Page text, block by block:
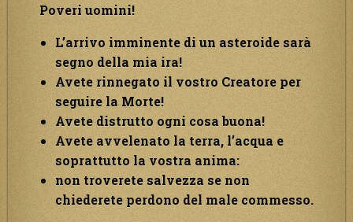
Poveri uomini!
L’arrivo imminente di un asteroide sarà
segno della mia ira!
Avete rinnegato il vostro Creatore per
seguire la Morte!
Avete distrutto ogni cosa buona!
Avete avvelenato la terra, l’acqua e
soprattutto la vostra anima:
non troverete salvezza se non
chiederete perdono del male commesso.